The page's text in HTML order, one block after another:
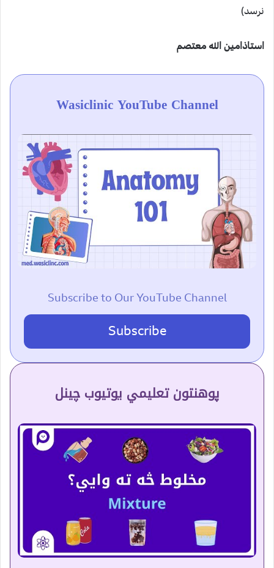
نرسد)
استاذامين الله معتصم
Wasiclinic YouTube Channel
Subscribe to Our YouTube Channel
Subscribe
پوهنتون تعلیمي یوتیوب چینل